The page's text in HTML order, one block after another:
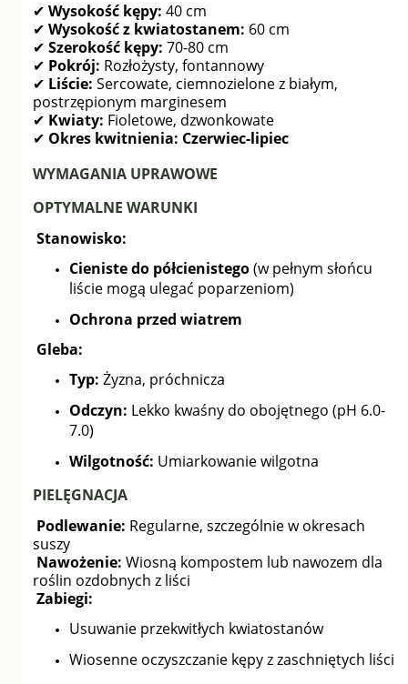
✔ Wysokość kępy: 40 cm
✔ Wysokość z kwiatostanem: 60 cm
✔ Szerokość kępy: 70-80 cm
✔ Pokrój: Rozłożysty, fontannowy
✔ Liście: Sercowate, ciemnozielone z białym,
postrzępionym marginesem
✔ Kwiaty: Fioletowe, dzwonkowate
✔ Okres kwitnienia: Czerwiec-lipiec
WYMAGANIA UPRAWOWE
OPTYMALNE WARUNKI
Stanowisko:
Cieniste do półcienistego(w pełnym słońcu
liście mogą ulegać poparzeniom)
Ochrona przed wiatrem
Gleba:
Typ: Żyzna, próchnicza
Odczyn: Lekko kwaśny do obojętnego (pH 6.0-
7.0)
Wilgotność: Umiarkowanie wilgotna
PIELĘGNACJA
Podlewanie: Regularne, szczególnie w okresach
suszy
Nawożenie: Wiosną kompostem lub nawozem dla
roślin ozdobnych z liści
Zabiegi:
Usuwanie przekwitłych kwiatostanów
Wiosenne oczyszczanie kępy z zaschniętych liści